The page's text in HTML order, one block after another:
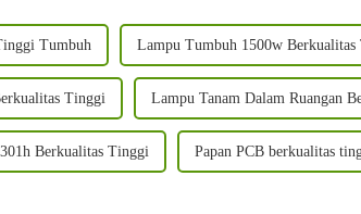
Tumbuh Lampu Tumbuh 1500w Berkualitas
Tinggi Lampu Tanam Dalam Ruangan
Berkualitas Tinggi Papan PCB berkualitas